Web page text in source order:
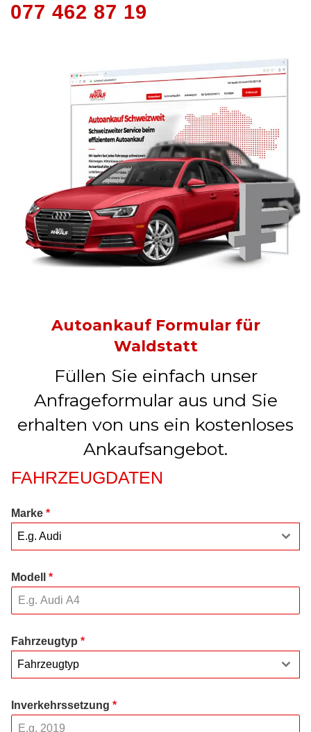
077 462 87 19
Autoankauf Formular für
Waldstatt
Füllen Sie einfach unser
Anfrageformular aus und Sie
erhalten von uns ein kostenloses
Ankaufsangebot.
FAHRZEUGDATEN
Marke *
E.g. Audi
Modell *
Fahrzeugtyp *
Fahrzeugtyp
Inverkehrssetzung *